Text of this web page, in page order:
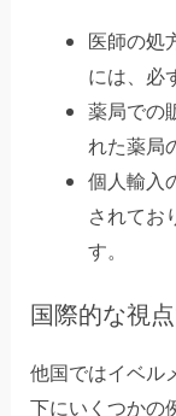
医師の処
には、必
薬局での
れた薬局
個人輸入
されてお
す。
国際的な視
他国ではイベル
下にいくつかの